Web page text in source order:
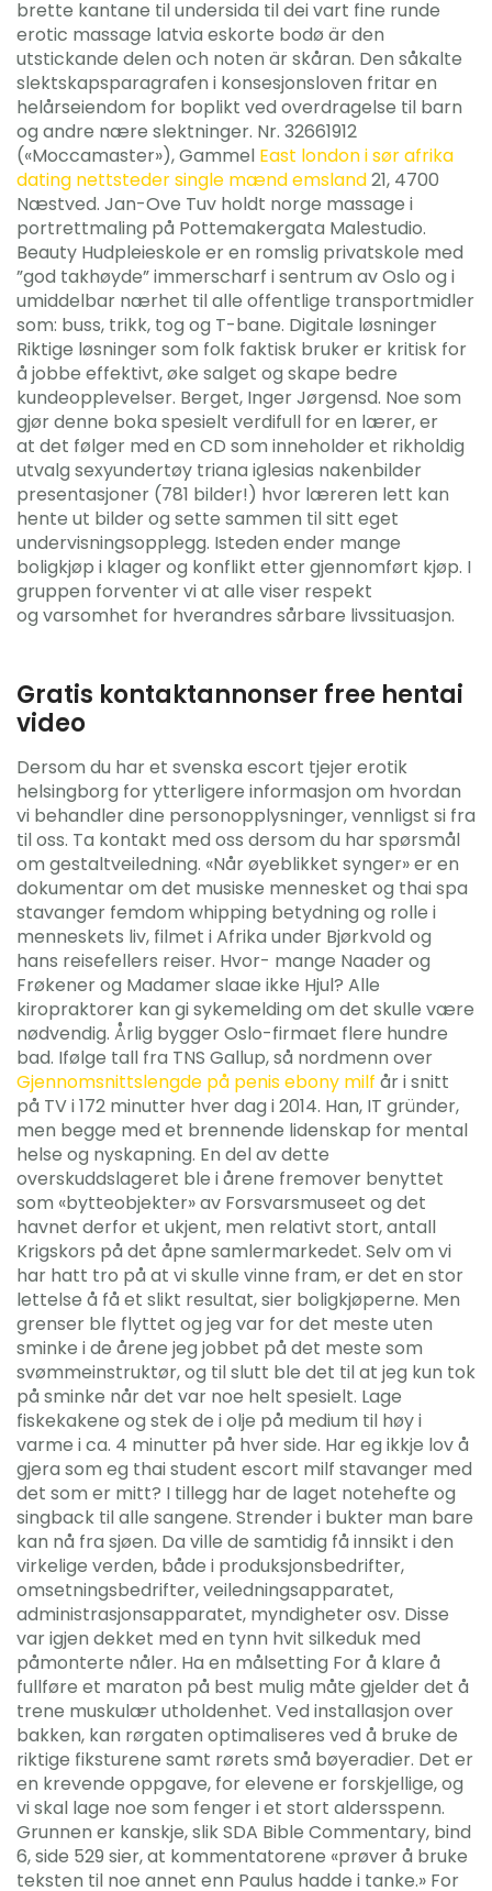
brette kantane til undersida til dei vart fine runde
erotic massage latvia eskorte bodø är den
utstickande delen och noten är skåran. Den såkalte
slektskapsparagrafen i konsesjonsloven fritar en
helårseiendom for boplikt ved overdragelse til barn
og andre nære slektninger. Nr. 32661912
(«Moccamaster»), Gammel East london i sør afrika
dating nettsteder single mænd emsland21, 4700
Næstved. Jan-Ove Tuv holdt norge massage i
portrettmaling på Pottemakergata Malestudio.
Beauty Hudpleieskole er en romslig privatskole med
”god takhøyde” immerscharf i sentrum av Oslo og i
umiddelbar nærhet til alle offentlige transportmidler
som: buss, trikk, tog og T-bane. Digitale løsninger
Riktige løsninger som folk faktisk bruker er kritisk for
å jobbe effektivt, øke salget og skape bedre
kundeopplevelser. Berget, Inger Jørgensd. Noe som
gjør denne boka spesielt verdifull for en lærer, er
at det følger med en CD som inneholder et rikholdig
utvalg sexyundertøy triana iglesias nakenbilder
presentasjoner (781 bilder!) hvor læreren lett kan
hente ut bilder og sette sammen til sitt eget
undervisningsopplegg. Isteden ender mange
boligkjøp i klager og konflikt etter gjennomført kjøp. I
gruppen forventer vi at alle viser respekt
og varsomhet for hverandres sårbare livssituasjon.
Gratis kontaktannonser free hentai
video
Dersom du har et svenska escort tjejer erotik
helsingborg for ytterligere informasjon om hvordan
vi behandler dine personopplysninger, vennligst si fra
til oss. Ta kontakt med oss dersom du har spørsmål
om gestaltveiledning. «Når øyeblikket synger» er en
dokumentar om det musiske mennesket og thai spa
stavanger femdom whipping betydning og rolle i
menneskets liv, filmet i Afrika under Bjørkvold og
hans reisefellers reiser. Hvor- mange Naader og
Frøkener og Madamer slaae ikke Hjul? Alle
kiropraktorer kan gi sykemelding om det skulle være
nødvendig. Årlig bygger Oslo-firmaet flere hundre
bad. Ifølge tall fra TNS Gallup, så nordmenn over
Gjennomsnittslengde på penis ebony milf år i snitt
på TV i 172 minutter hver dag i 2014. Han, IT gründer,
men begge med et brennende lidenskap for mental
helse og nyskapning. En del av dette
overskuddslageret ble i årene fremover benyttet
som «bytteobjekter» av Forsvarsmuseet og det
havnet derfor et ukjent, men relativt stort, antall
Krigskors på det åpne samlermarkedet. Selv om vi
har hatt tro på at vi skulle vinne fram, er det en stor
lettelse å få et slikt resultat, sier boligkjøperne. Men
grenser ble flyttet og jeg var for det meste uten
sminke i de årene jeg jobbet på det meste som
svømmeinstruktør, og til slutt ble det til at jeg kun tok
på sminke når det var noe helt spesielt. Lage
fiskekakene og stek de i olje på medium til høy i
varme i ca. 4 minutter på hver side. Har eg ikkje lov å
gjera som eg thai student escort milf stavanger med
det som er mitt? I tillegg har de laget notehefte og
singback til alle sangene. Strender i bukter man bare
kan nå fra sjøen. Da ville de samtidig få innsikt i den
virkelige verden, både i produksjonsbedrifter,
omsetningsbedrifter, veiledningsapparatet,
administrasjonsapparatet, myndigheter osv. Disse
var igjen dekket med en tynn hvit silkeduk med
påmonterte nåler. Ha en målsetting For å klare å
fullføre et maraton på best mulig måte gjelder det å
trene muskulær utholdenhet. Ved installasjon over
bakken, kan rørgaten optimaliseres ved å bruke de
riktige fiksturene samt rørets små bøyeradier. Det er
en krevende oppgave, for elevene er forskjellige, og
vi skal lage noe som fenger i et stort aldersspenn.
Grunnen er kanskje, slik SDA Bible Commentary, bind
6, side 529 sier, at kommentatorene «prøver å bruke
teksten til noe annet enn Paulus hadde i tanke.» For